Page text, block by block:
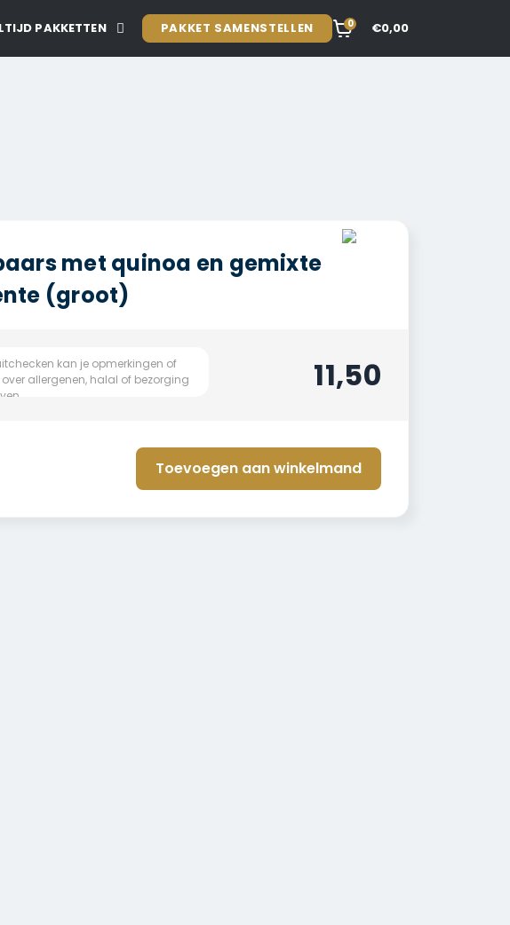
PAKKETTEN PAKKET SAMENSTELLEN 0 €0,00
met quinoa en gemixte
(groot)
11,50
Toevoegen aan winkelmand